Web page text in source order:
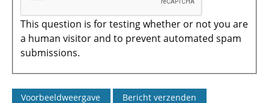
This question is for testing whether or not you are
a human visitor and to prevent automated spam
submissions.